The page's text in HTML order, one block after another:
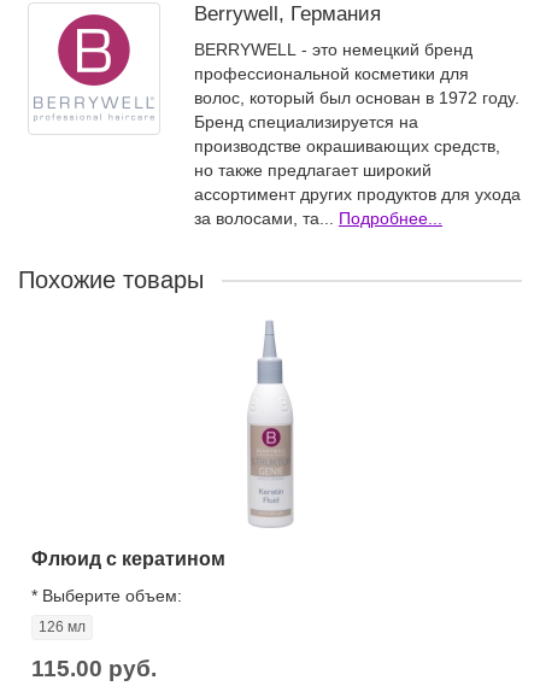
Berrywell, Германия
BERRYWELL - это немецкий бренд
профессиональной косметики для
волос, который был основан в 1972 году.
Бренд специализируется на
производстве окрашивающих средств,
но также предлагает широкий
ассортимент других продуктов для ухода
за волосами, та... Подробнее...
Похожие товары
Флюид с кератином
* Выберите объем:
126 мл
115.00 руб.